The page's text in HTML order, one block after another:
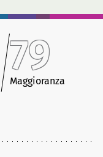
79
Maggioranza